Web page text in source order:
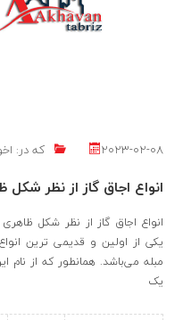
2023-02-08 که در:
انواع اجاق گاز از نظر شکل
انواع اجاق گاز از نظر شکل
یکی از اولین و قدیمی ترین انواع
مبله می‌باشد. همانطور که از نام
یک